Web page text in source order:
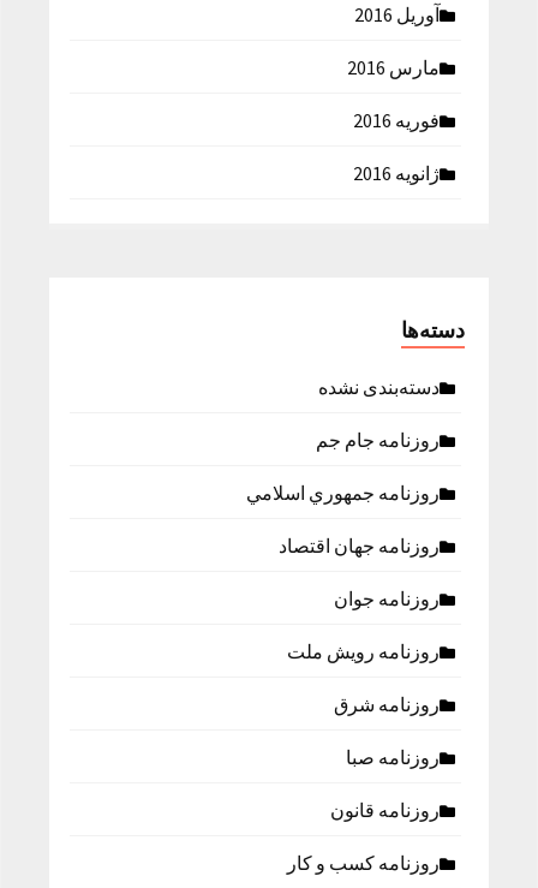
آوریل 2016
مارس 2016
فوریه 2016
ژانویه 2016
دسته‌ها
دسته‌بندی نشده
روزنامه جام جم
روزنامه جمهوري اسلامي
روزنامه جهان اقتصاد
روزنامه جوان
روزنامه رویش ملت
روزنامه شرق
روزنامه صبا
روزنامه قانون
روزنامه كسب و كار